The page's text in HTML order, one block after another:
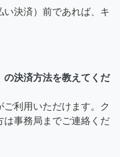
決済）前であれば、キ
の決済方法を教えてくだ
利用いただけます。ク
は事務局までご連絡くだ